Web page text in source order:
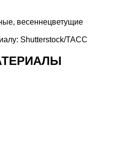
, весеннецветущие
Shutterstock/ТАСС